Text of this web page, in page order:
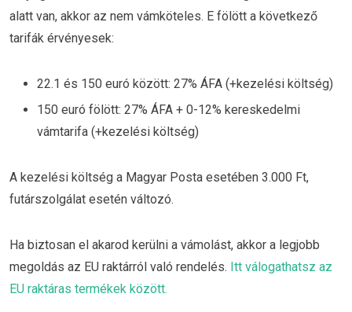
alatt van, akkor az nem vámköteles. E fölött a következő
tarifák érvényesek:
22.1 és 150 euró között: 27% ÁFA (+kezelési költség)
150 euró fölött: 27% ÁFA + 0-12% kereskedelmi
vámtarifa (+kezelési költség)
A kezelési költség a Magyar Posta esetében 3.000 Ft,
futárszolgálat esetén változó.
Ha biztosan el akarod kerülni a vámolást, akkor a legjobb
megoldás az EU raktárról való rendelés. Itt válogathatsz az
EU raktáras termékek között.